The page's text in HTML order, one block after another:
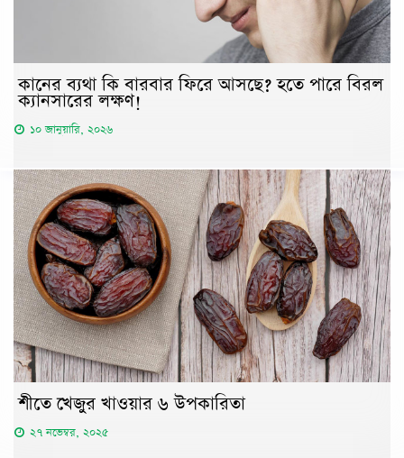
কানের ব্যথা কি বারবার ফিরে আসছে? হতে পারে বিরল
ক্যানসারের লক্ষণ!
১০ জানুয়ারি, ২০২৬
শীতে খেজুর খাওয়ার ৬ উপকারিতা
২৭ নভেম্বর, ২০২৫